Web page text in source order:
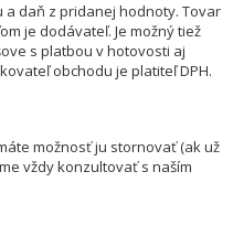
daň z pridanej hodnoty. Tovar
je dodávateľ. Je možný tiež
s platbou v hotovosti aj
obchodu je platiteľ DPH.
možnosť ju stornovať (ak už
vždy konzultovať s naším